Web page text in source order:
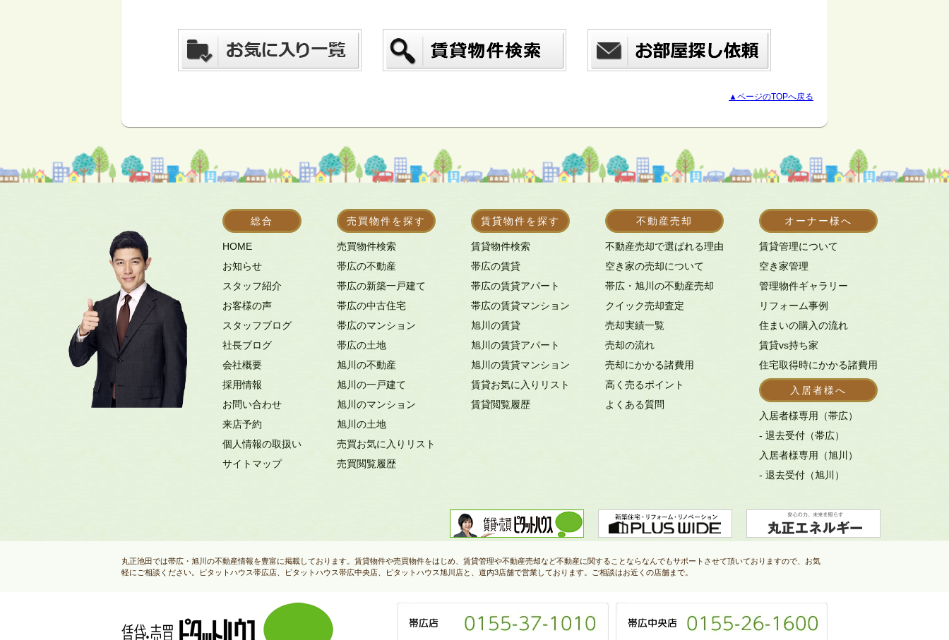
▲ページのTOPへ戻る
総合
HOME
お知らせ
スタッフ紹介
お客様の声
スタッフブログ
社長ブログ
会社概要
採用情報
お問い合わせ
来店予約
個人情報の取扱い
サイトマップ
売買物件を探す
売買物件検索
帯広の不動産
帯広の新築一戸建て
帯広の中古住宅
帯広のマンション
帯広の土地
旭川の不動産
旭川の一戸建て
旭川のマンション
旭川の土地
売買お気に入りリスト
売買閲覧履歴
賃貸物件を探す
賃貸物件検索
帯広の賃貸
帯広の賃貸アパート
帯広の賃貸マンション
旭川の賃貸
旭川の賃貸アパート
旭川の賃貸マンション
賃貸お気に入りリスト
賃貸閲覧履歴
不動産売却
不動産売却で選ばれる理由
空き家の売却について
帯広・旭川の不動産売却
クイック売却査定
売却実績一覧
売却の流れ
売却にかかる諸費用
高く売るポイント
よくある質問
オーナー様へ
賃貸管理について
空き家管理
管理物件ギャラリー
リフォーム事例
住まいの購入の流れ
賃貸vs持ち家
住宅取得時にかかる諸費用
入居者様へ
入居者様専用（帯広）
- 退去受付（帯広）
入居者様専用（旭川）
- 退去受付（旭川）
丸正池田では帯広・旭川の不動産情報を豊富に掲載しております。賃貸物件や売買物件をはじめ、賃貸管理や不動産売却など不動産に関することならなんでもサポートさせて頂いておりますので、お気
軽にご相談ください。ピタットハウス帯広店、ピタットハウス帯広中央店、ピタットハウス旭川店と、道内3店舗で営業しております。ご相談はお近くの店舗まで。